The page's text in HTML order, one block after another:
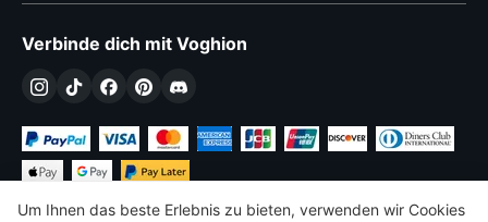
Verbinde dich mit Voghion
Um Ihnen das beste Erlebnis zu bieten, verwenden wir Cookies